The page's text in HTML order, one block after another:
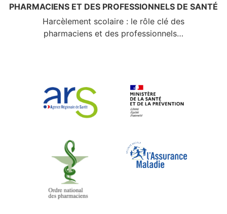
PHARMACIENS ET DES PROFESSIONNELS DE SANTÉ
Harcèlement scolaire : le rôle clé des
pharmaciens et des professionnels…